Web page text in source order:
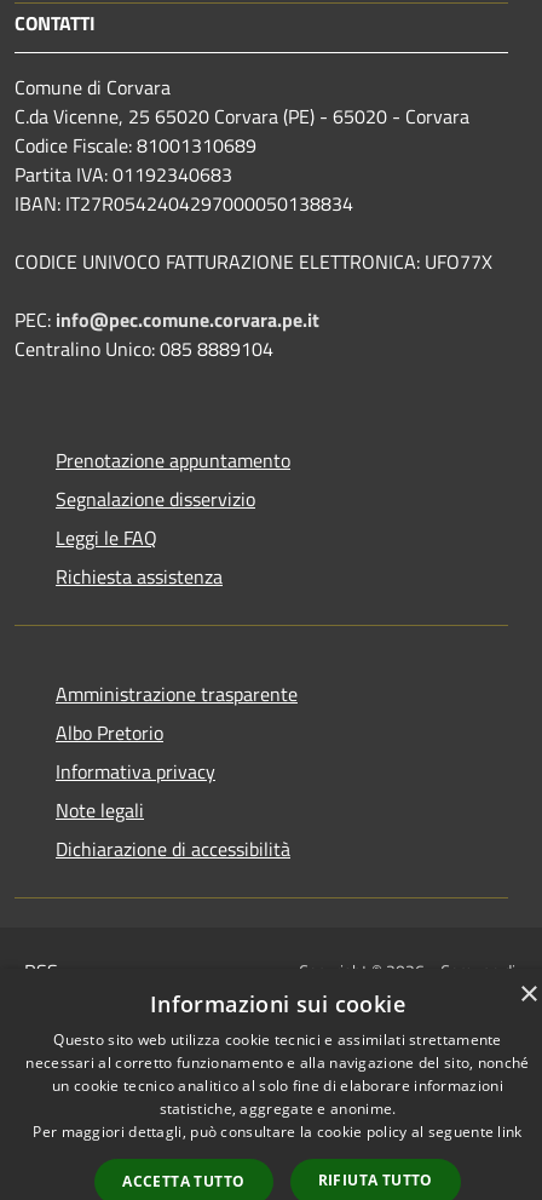
CONTATTI
Comune di Corvara
C.da Vicenne, 25 65020 Corvara (PE) - 65020 - Corvara
Codice Fiscale: 81001310689
Partita IVA: 01192340683
IBAN: IT27R0542404297000050138834
CODICE UNIVOCO FATTURAZIONE ELETTRONICA: UFO77X
PEC: info@pec.comune.corvara.pe.it
Centralino Unico: 085 8889104
Prenotazione appuntamento
Segnalazione disservizio
Leggi le FAQ
Richiesta assistenza
Amministrazione trasparente
Albo Pretorio
Informativa privacy
Note legali
Dichiarazione di accessibilità
RSS
Privacy
Cookie
Mappa del sito
Copyright © 2026 • Comune di
Corvara • Powered by
Municipium
Accesso
redazione
×
Informazioni sui cookie
Questo sito web utilizza cookie tecnici e assimilati strettamente
necessari al corretto funzionamento e alla navigazione del sito, nonché
un cookie tecnico analitico al solo fine di elaborare informazioni
statistiche, aggregate e anonime.
Per maggiori dettagli, può consultare la cookie policy al seguente link
ACCETTA TUTTO RIFIUTA TUTTO